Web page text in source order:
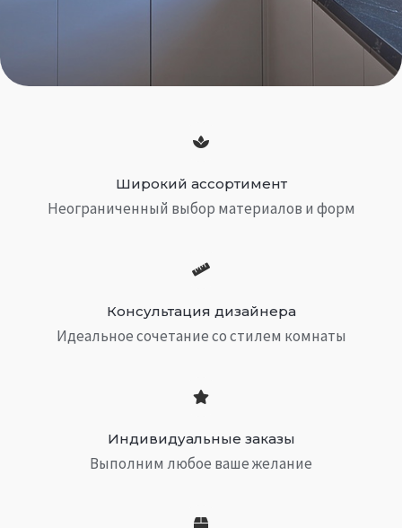
Широкий ассортимент
Неограниченный выбор материалов и форм
Консультация дизайнера
Идеальное сочетание со стилем комнаты
Индивидуальные заказы
Выполним любое ваше желание